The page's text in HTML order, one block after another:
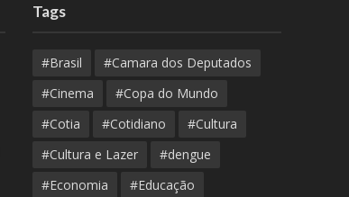
Tags
#Brasil
#Camara dos Deputados
#Cinema
#Copa do Mundo
#Cotia
#Cotidiano
#Cultura
#Cultura e Lazer
#dengue
#Economia
#Educação